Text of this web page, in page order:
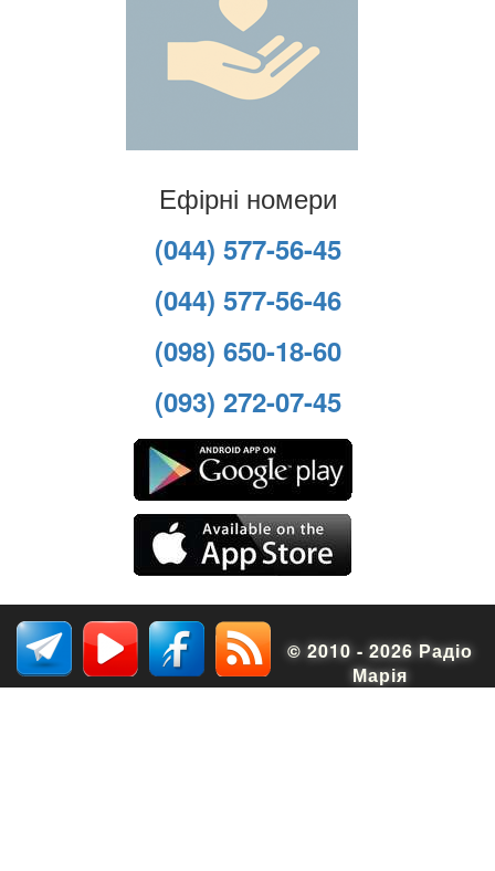
Ефірні номери
(044) 577-56-45
(044) 577-56-46
(098) 650-18-60
(093) 272-07-45
© 2010 - 2026 Радіо
Марія